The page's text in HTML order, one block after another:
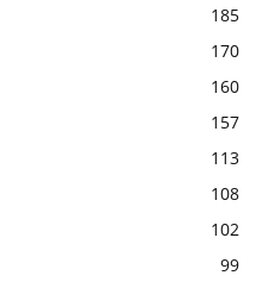
185
170
160
157
113
108
102
99